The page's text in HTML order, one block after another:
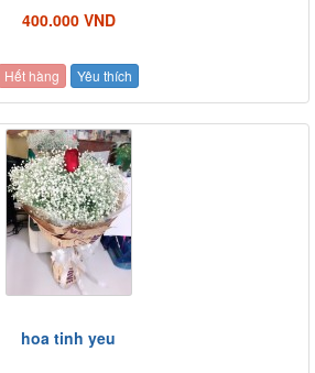
400.000 VND
Hết hàng Yêu thích
hoa tinh yeu